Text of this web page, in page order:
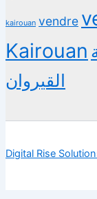
kairouan vendre
Kairouan
القيروان
Digital Rise